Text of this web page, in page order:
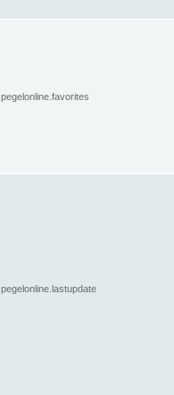
pegelonline.favorites
pegelonline.lastupdate